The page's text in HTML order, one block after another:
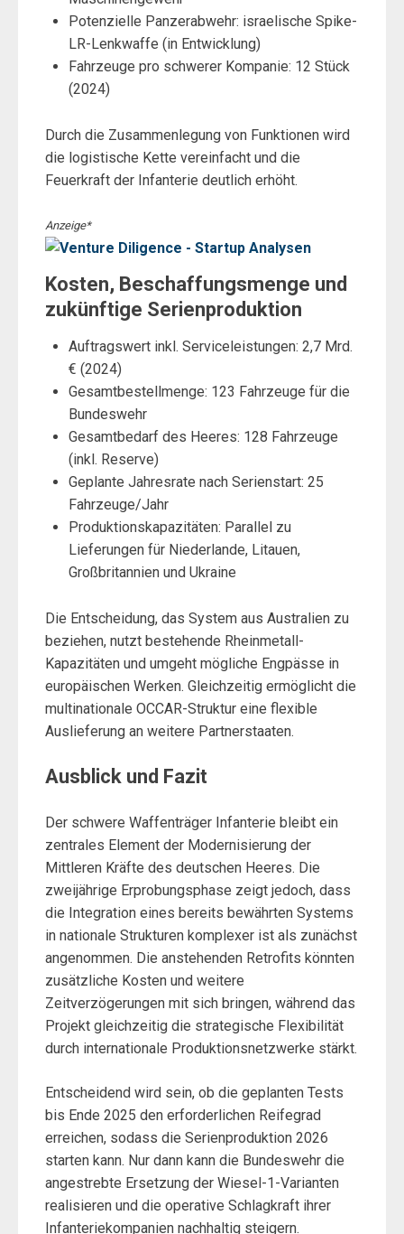
Potenzielle Panzerabwehr: israelische Spike-
LR-Lenkwaffe (in Entwicklung)
Fahrzeuge pro schwerer Kompanie: 12 Stück
(2024)
Durch die Zusammenlegung von Funktionen wird
die logistische Kette vereinfacht und die
Feuerkraft der Infanterie deutlich erhöht.
Anzeige*
Kosten, Beschaffungsmenge und
zukünftige Serienproduktion
Auftragswert inkl. Serviceleistungen: 2,7 Mrd.
€ (2024)
Gesamtbestellmenge: 123 Fahrzeuge für die
Bundeswehr
Gesamtbedarf des Heeres: 128 Fahrzeuge
(inkl. Reserve)
Geplante Jahresrate nach Serienstart: 25
Fahrzeuge/Jahr
Produktionskapazitäten: Parallel zu
Lieferungen für Niederlande, Litauen,
Großbritannien und Ukraine
Die Entscheidung, das System aus Australien zu
beziehen, nutzt bestehende Rheinmetall-
Kapazitäten und umgeht mögliche Engpässe in
europäischen Werken. Gleichzeitig ermöglicht die
multinationale OCCAR-Struktur eine flexible
Auslieferung an weitere Partnerstaaten.
Ausblick und Fazit
Der schwere Waffenträger Infanterie bleibt ein
zentrales Element der Modernisierung der
Mittleren Kräfte des deutschen Heeres. Die
zweijährige Erprobungsphase zeigt jedoch, dass
die Integration eines bereits bewährten Systems
in nationale Strukturen komplexer ist als zunächst
angenommen. Die anstehenden Retrofits könnten
zusätzliche Kosten und weitere
Zeitverzögerungen mit sich bringen, während das
Projekt gleichzeitig die strategische Flexibilität
durch internationale Produktionsnetzwerke stärkt.
Entscheidend wird sein, ob die geplanten Tests
bis Ende 2025 den erforderlichen Reifegrad
erreichen, sodass die Serienproduktion 2026
starten kann. Nur dann kann die Bundeswehr die
angestrebte Ersetzung der Wiesel-1-Varianten
realisieren und die operative Schlagkraft ihrer
Infanteriekompanien nachhaltig steigern.